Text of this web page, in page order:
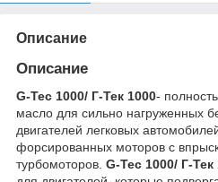
Описание
Описание
G-Tec 1000/ Г-Тек 1000-
масло для сильно нагруженных
двигателей легковых
форсированных моторов с
турбомоторов. G-Tec 1000/ Г-Тек